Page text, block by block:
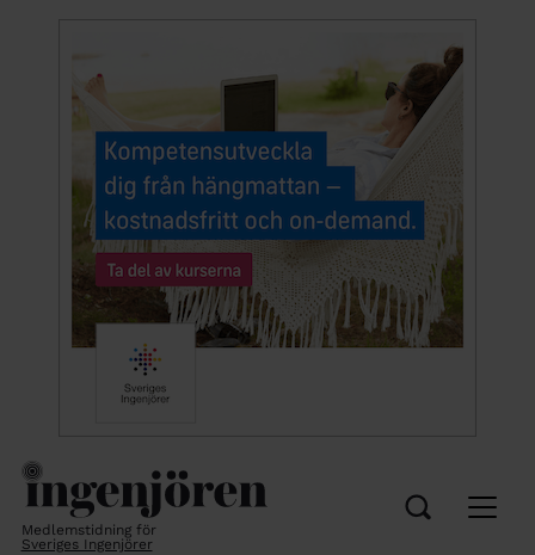
Medlemstidning för
Sveriges Ingenjörer